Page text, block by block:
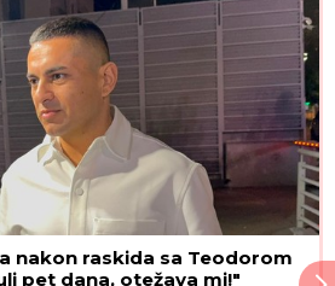
nakon raskida sa Teodorom
pet dana, otežava mi!"